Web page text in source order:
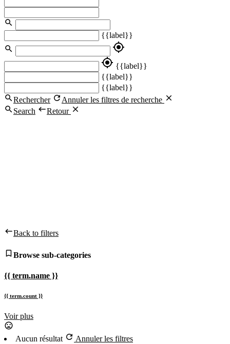
{{label}}
my_location
my_location {{label}}
{{label}}
{{label}}
Rechercher
Annuler les filtres de recherche
Search
Retour
Back to filters
Browse sub-categories
{{ term.name }}
{{ term.count }}
Voir plus
Aucun résultat Annuler les filtres